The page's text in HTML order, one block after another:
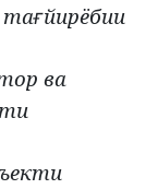
тағйирёбии
ва